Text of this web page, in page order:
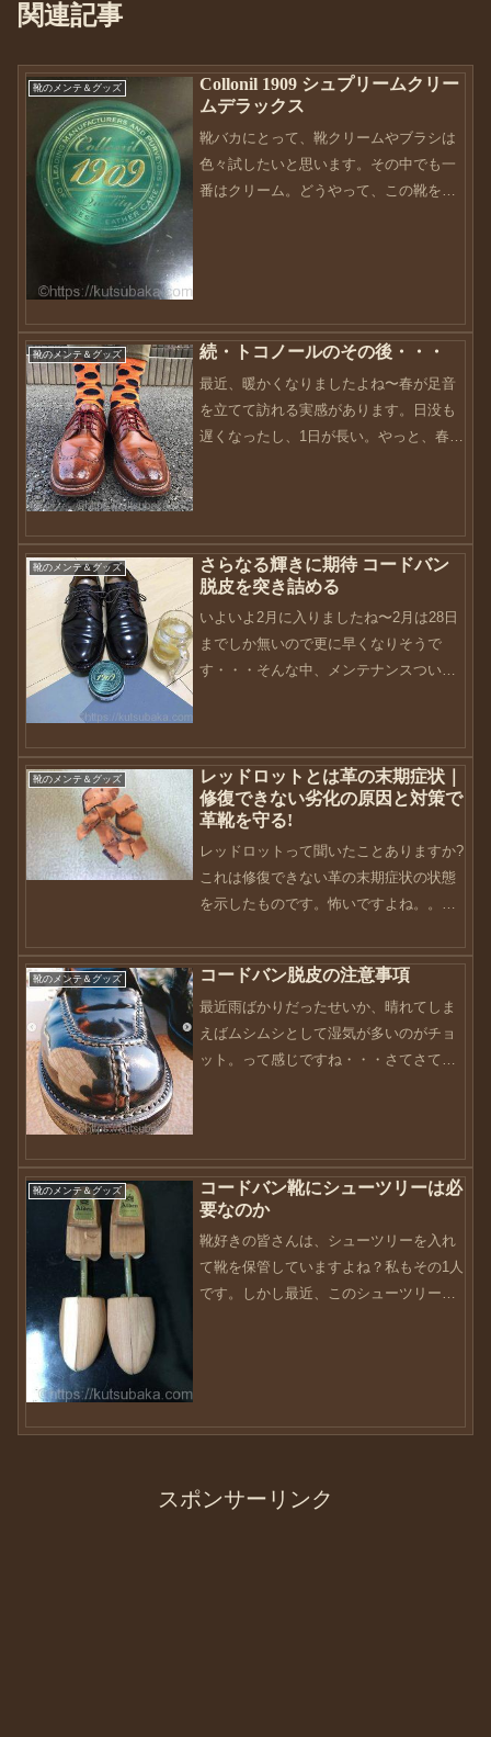
関連記事
靴のメンテ＆グッズ
Collonil 1909 シュプリームクリー
ムデラックス
靴バカにとって、靴クリームやブラシは
色々試したいと思います。その中でも一
番はクリーム。どうやって、この靴を光
靴のメンテ＆グッズ 続・トコノールのその後・・・
最近、暖かくなりましたよね〜春が足音
を立てて訪れる実感があります。日没も
遅くなったし、1日が長い。やっと、春〜
書きましたが、その続編と...
靴のメンテ＆グッズ
さらなる輝きに期待 コードバン
脱皮を突き詰める
いよいよ2月に入りましたね〜2月は28日
までしか無いので更に早くなりそうで
す・・・そんな中、メンテナンスついで
ンの脱皮で紹介したときには、1000番く
らいで止めていたん...
靴のメンテ＆グッズ
レッドロットとは革の末期症状｜
修復できない劣化の原因と対策で
革靴を守る!
レッドロットって聞いたことありますか?
これは修復できない革の末期症状の状態
を示したものです。怖いですよね。。。
きたいと思います。レッドロットとは?
革靴・革製品の世界で使われる俗称。 紫
外線や乾燥、過度の...
靴のメンテ＆グッズ コードバン脱皮の注意事項
最近雨ばかりだったせいか、晴れてしま
えばムシムシとして湿気が多いのがチョ
ット。って感じですね・・・さてさて、
instagramで...
靴のメンテ＆グッズ
コードバン靴にシューツリーは必
要なのか
靴好きの皆さんは、シューツリーを入れ
て靴を保管していますよね？私もその1人
です。しかし最近、このシューツリーが
スポンサーリンク